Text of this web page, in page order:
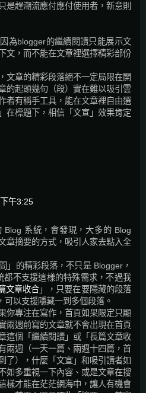
是趕潮流應付應付使用者，新意則
為blogger的繼續閱讀只能展示文
文，而不能在文章裡選擇精彩部份
文章的精彩段落絕不一定局限在開
的起頭幾句（段）實在難以吸引雲
者有稱手工具，能在文章裡自由選
在標題下，相信「文宣」效果肯定
午3:25
Blog 系統，會發現，大多的 Blog
章摘要的方式，吸引人家去點入全
」的精彩段落，不只是 Blogger，
都不支援這樣的特殊需求，不過我
文章收合 」，只要在要隱藏的段落
可以支援隱藏一到多個段落。
你專注在寫作，首頁如果限定只顯
兩週前寫的文章就不會出現在首頁
這個「繼續閱讀」或「長篇文章收
兩週（一天一篇、兩週十四篇，首
了），什麼「文宣」和吸引讀者如
如多重視一下內容、或是文章在搜
樣才能在茫茫網海中，讓人有機會